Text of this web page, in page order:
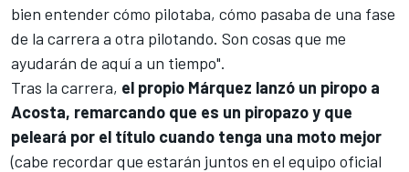
bien entender cómo pilotaba, cómo pasaba de una fase
de la carrera a otra pilotando. Son cosas que me
ayudarán de aquí a un tiempo".
Tras la carrera, el propio Márquez lanzó un piropo a
Acosta, remarcando que es un piropazo y que
peleará por el título cuando tenga una moto mejor
(cabe recordar que estarán juntos en el equipo oficial